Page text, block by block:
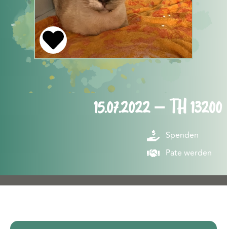
15.07.2022 – TH 13200
Spenden
Pate werden